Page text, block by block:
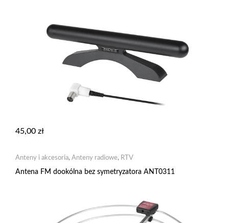
45,00 zł
Anteny i akcesoria, Anteny radiowe, RTV
Antena FM dookólna bez symetryzatora ANT0311